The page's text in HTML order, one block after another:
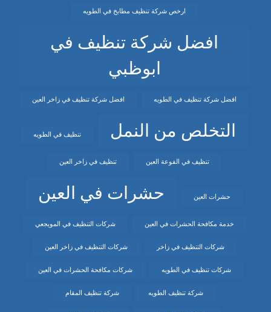
ارخص شركة تنظيف مطابخ في الطويه
افضل شركة تنظيف في
ابوظبي
افضل شركة تنظيف في الطويه افضل شركة تنظيف في زاخر العين
التخلص من النمل تنظيف في الطويه
تنظيف في الفوعة العين تنظيف في زاخر العين
حشرات العين حشرات في العين
خدمة مكافحة الحشرات في العين شركات التنظيف في المويجعي
شركات التنظيف في زاخر شركات التنظيف في زاخر العين
شركات تنظيف في الطويه شركات مكافحة الحشرات في العين
شركة تنظيف الطويه شركة تنظيف المقام